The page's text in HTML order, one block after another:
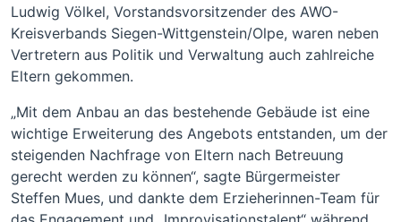
Ludwig Völkel, Vorstandsvorsitzender des AWO-
Kreisverbands Siegen-Wittgenstein/Olpe, waren neben
Vertretern aus Politik und Verwaltung auch zahlreiche
Eltern gekommen.
„Mit dem Anbau an das bestehende Gebäude ist eine
wichtige Erweiterung des Angebots entstanden, um der
steigenden Nachfrage von Eltern nach Betreuung
gerecht werden zu können“, sagte Bürgermeister
Steffen Mues, und dankte dem Erzieherinnen-Team für